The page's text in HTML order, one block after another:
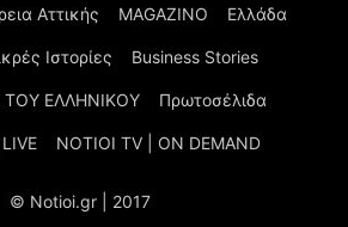
Αττικής MAGAZINO Ελλάδα
Ιστορίες Business Stories
ΕΛΛΗΝΙΚΟΥ Πρωτοσέλιδα
NOTIOI TV | ON DEMAND
© Notioi.gr | 2017